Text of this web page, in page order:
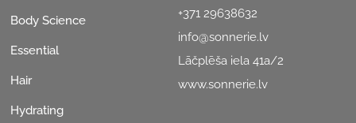
Beauty Elements
Body Science
Essential
Hair
+371 29638632
info@sonnerie.lv